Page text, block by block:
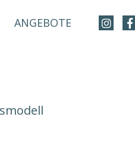
ANGEBOTE